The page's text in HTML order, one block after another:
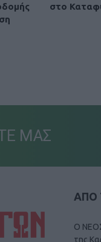
στο
ΜΑΣ
ΑΠΟ
Ο
της